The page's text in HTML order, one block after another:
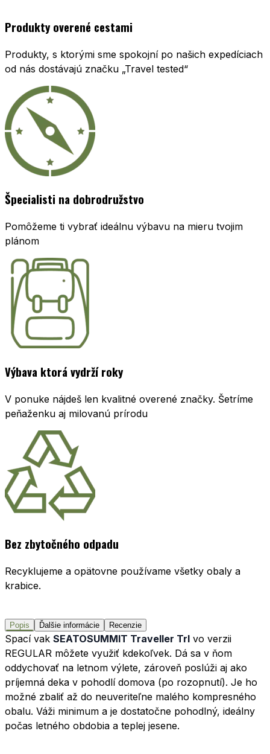
Produkty overené cestami
Produkty, s ktorými sme spokojní po našich expedíciach
od nás dostávajú značku „Travel tested“
Špecialisti na dobrodružstvo
Pomôžeme ti vybrať ideálnu výbavu na mieru tvojim
plánom
Výbava ktorá vydrží roky
V ponuke nájdeš len kvalitné overené značky. Šetríme
peňaženku aj milovanú prírodu
Bez zbytočného odpadu
Recyklujeme a opätovne používame všetky obaly a
krabice.
Popis Ďalšie informácie Recenzie
Spací vak SEATOSUMMIT Traveller TrI vo verzii
REGULAR môžete využiť kdekoľvek. Dá sa v ňom
oddychovať na letnom výlete, zároveň poslúži aj ako
príjemná deka v pohodlí domova (po rozopnutí). Je ho
možné zbaliť až do neuveriteľne malého kompresného
obalu. Váži minimum a je dostatočne pohodlný, ideálny
počas letného obdobia a teplej jesene.